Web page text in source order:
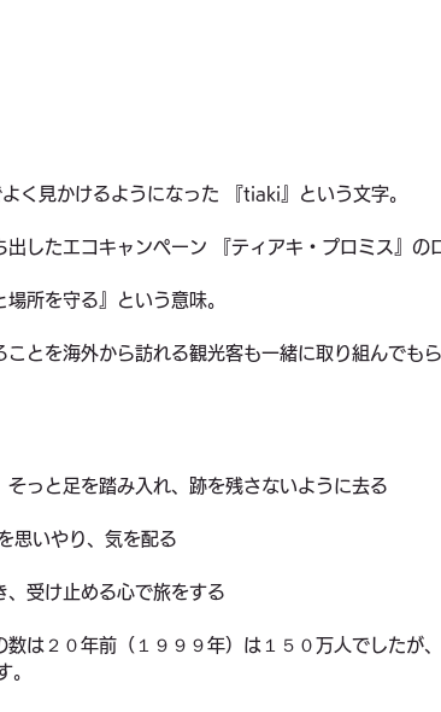
く見かけるようになった 『tiaki』という文字。
したエコキャンペーン 『ティアキ・プロミス』の
所を守る』という意味。
ことを海外から訪れる観光客も一緒に取り組んでも
っと足を踏み入れ、跡を残さないように去る
思いやり、気を配る
受け止める心で旅をする
は２０年前（１９９９年）は１５０万人でしたが
。